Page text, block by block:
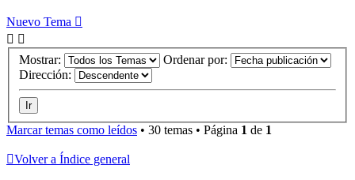
Nuevo Tema
Mostrar:
Ordenar por:
Dirección:
Marcar temas como leídos • 30 temas • Página 1 de 1
Volver a Índice general